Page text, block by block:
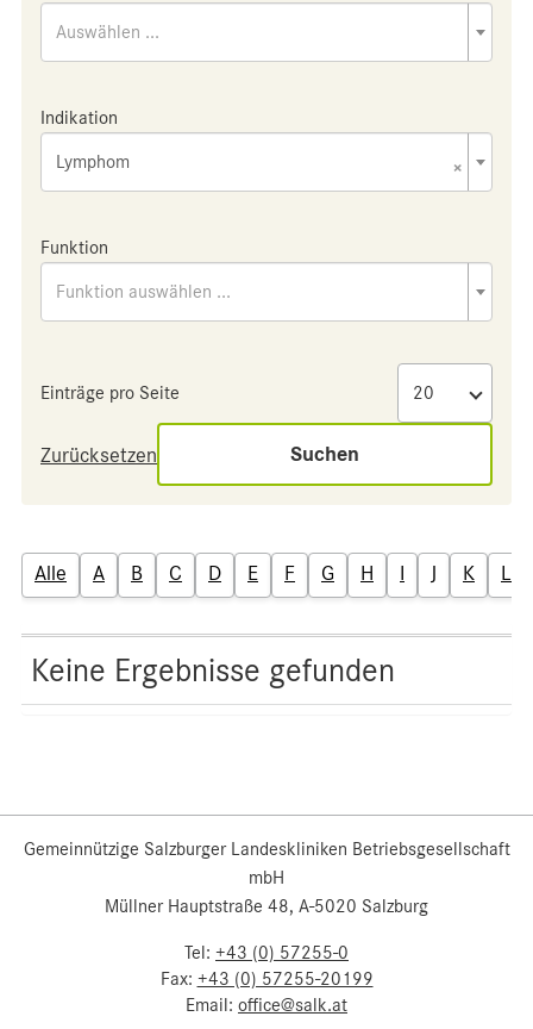
Auswählen ...
Indikation
×
Lymphom
Funktion
Funktion auswählen ...
Einträge pro Seite
Zurücksetzen Suchen
Alle A B C D E F G H I J K L
Keine Ergebnisse gefunden
Gemeinnützige Salzburger Landeskliniken Betriebsgesellschaft
mbH
Müllner Hauptstraße 48, A-5020 Salzburg
Tel: +43 (0) 57255-0
Fax: +43 (0) 57255-20199
Email: office@salk.at